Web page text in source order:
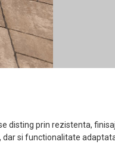
disting prin rezistenta,
si functionalitate